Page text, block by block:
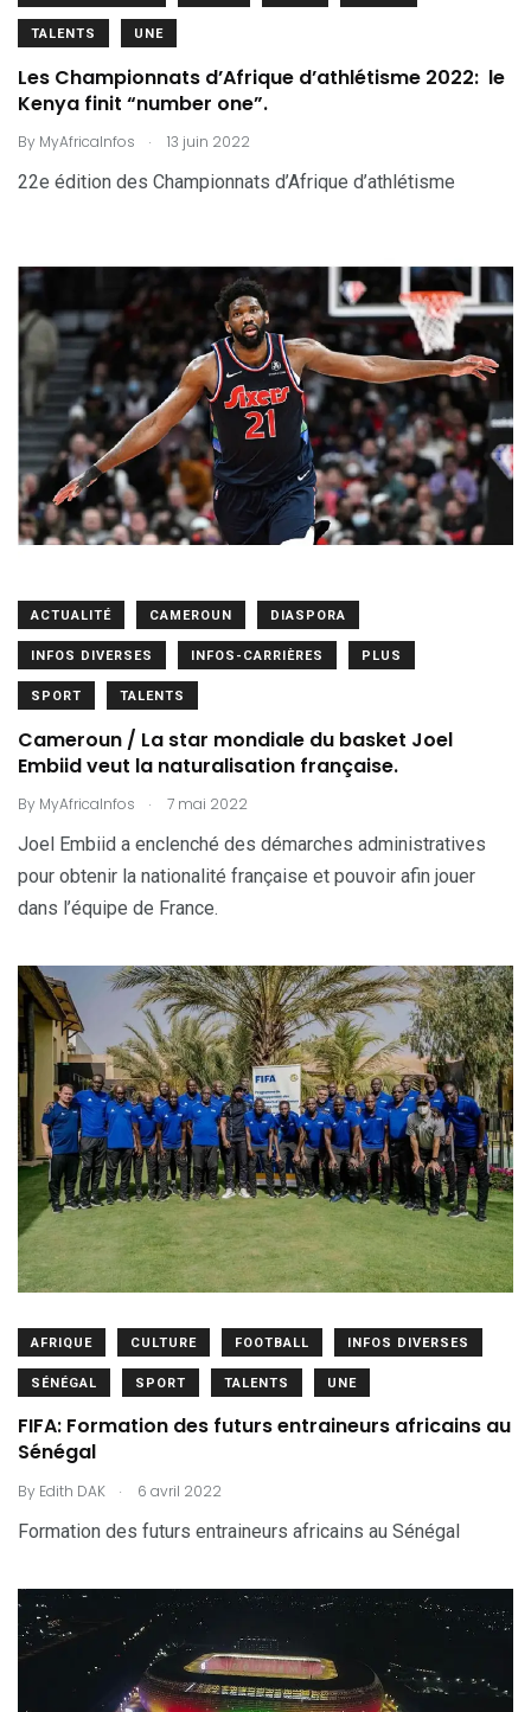
TALENTS UNE
Les Championnats d’Afrique d’athlétisme 2022: le
Kenya finit “number one”.
By MyAfricaInfos . 13 juin 2022
22e édition des Championnats d’Afrique d’athlétisme
ACTUALITÉ CAMEROUN DIASPORA
INFOS DIVERSES INFOS-CARRIÈRES PLUS
SPORT TALENTS
Cameroun / La star mondiale du basket Joel
Embiid veut la naturalisation française.
By MyAfricaInfos . 7 mai 2022
Joel Embiid a enclenché des démarches administratives
pour obtenir la nationalité française et pouvoir afin jouer
dans l’équipe de France.
AFRIQUE CULTURE FOOTBALL INFOS DIVERSES
SÉNÉGAL SPORT TALENTS UNE
FIFA: Formation des futurs entraineurs africains au
Sénégal
By Edith DAK . 6 avril 2022
Formation des futurs entraineurs africains au Sénégal